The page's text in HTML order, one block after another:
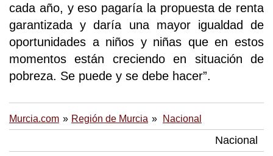
cada año, y eso pagaría la propuesta de renta
garantizada y daría una mayor igualdad de
oportunidades a niños y niñas que en estos
momentos están creciendo en situación de
pobreza. Se puede y se debe hacer”.
Murcia.com Región de Murcia Nacional
Nacional